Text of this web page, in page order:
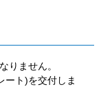
りません。
ート)を交付しま